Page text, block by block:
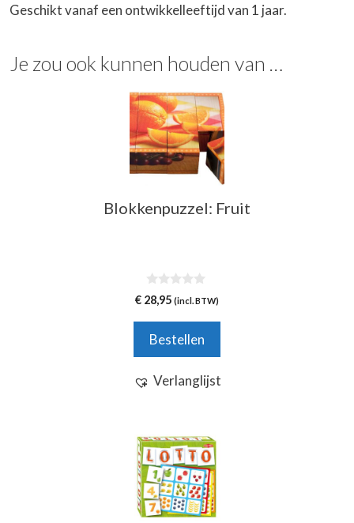
Geschikt vanaf een ontwikkelleeftijd van 1 jaar.
Je zou ook kunnen houden van …
Blokkenpuzzel: Fruit
0
v
5
€ 28,95 (incl. BTW)
Bestellen
Verlanglijst